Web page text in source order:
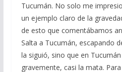
Tucumán. No solo me
un ejemplo claro de la
de esto que comentábamos
Salta a Tucumán, escapando
la siguió, sino que en
gravemente, casi la mata.